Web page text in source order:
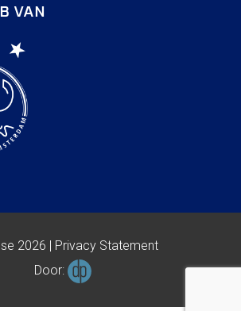
VAN
2026 | Privacy Statement
Door: